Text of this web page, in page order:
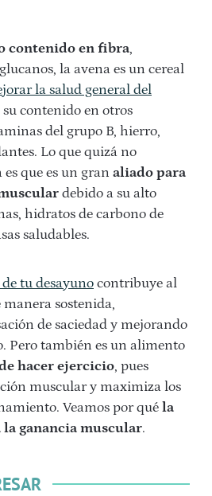
contenido en fibra,
la avena es un cereal
la salud general del
su contenido en otros
del grupo B, hierro,
Lo que quizá no
que es un gran aliado para
debido a su alto
hidratos de carbono de
saludables.
tu desayuno contribuye al
sostenida,
de saciedad y mejorando
Pero también es un alimento
hacer ejercicio, pues
muscular y maximiza los
Veamos por qué la
ganancia muscular.